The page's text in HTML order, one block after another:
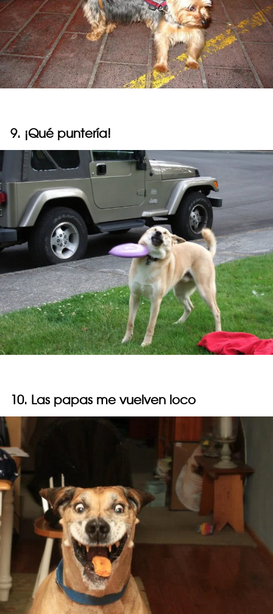
9. ¡Qué puntería!
10. Las papas me vuelven loco